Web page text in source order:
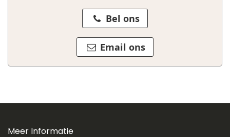
Bel ons
Email ons
Meer Informatie